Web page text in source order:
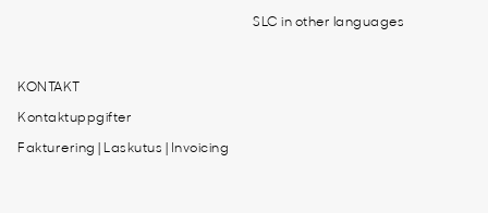
SLC in other languages
KONTAKT
Kontaktuppgifter
Fakturering | Laskutus | Invoicing